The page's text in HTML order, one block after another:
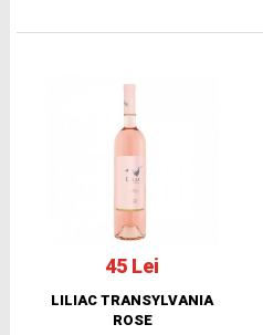
45 Lei
LILIAC TRANSYLVANIA
ROSE